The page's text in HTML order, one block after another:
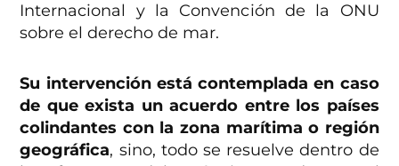
Internacional y la Convención de la ONU
sobre el derecho de mar.
Su intervención está contemplada en caso
de que exista un acuerdo entre los países
colindantes con la zona marítima o región
geográfica, sino, todo se resuelve dentro de